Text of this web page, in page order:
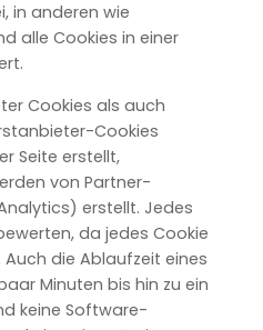
in anderen wie
alle Cookies in einer
Cookies als auch
Cookies
Seite erstellt,
von Partner-
erstellt. Jedes
da jedes Cookie
die Ablaufzeit eines
Minuten bis hin zu ein
keine Software-